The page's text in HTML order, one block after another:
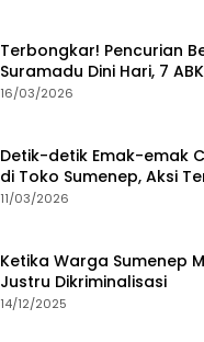
Terbongkar! Pencurian
Suramadu Dini Hari, 7
16/03/2026
Detik-detik Emak-emak
di Toko Sumenep, Aksi
11/03/2026
Ketika Warga Sumenep
Justru Dikriminalisasi
14/12/2025